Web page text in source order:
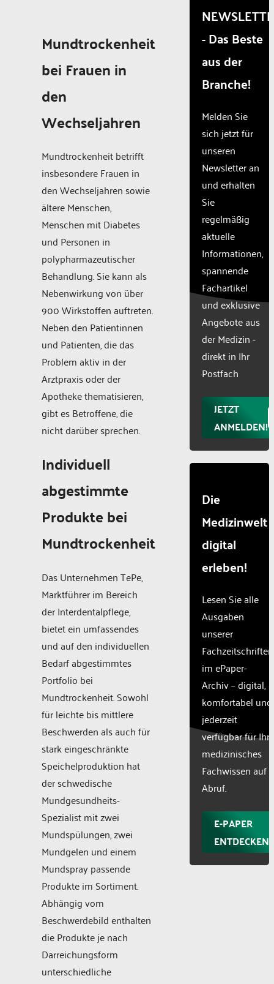
Mundtrockenheit
bei Frauen in
den
Wechseljahren
Mundtrockenheit betrifft
insbesondere Frauen in
den Wechseljahren sowie
ältere Menschen,
Menschen mit Diabetes
und Personen in
polypharmazeutischer
Behandlung. Sie kann als
Nebenwirkung von über
900 Wirkstoffen auftreten.
Neben den Patientinnen
und Patienten, die das
Problem aktiv in der
Arztpraxis oder der
Apotheke thematisieren,
gibt es Betroffene, die
nicht darüber sprechen.
Individuell
abgestimmte
Produkte bei
Mundtrockenheit
Das Unternehmen TePe,
Marktführer im Bereich
der Interdentalpflege,
bietet ein umfassendes
und auf den individuellen
Bedarf abgestimmtes
Portfolio bei
Mundtrockenheit. Sowohl
für leichte bis mittlere
Beschwerden als auch für
stark eingeschränkte
Speichelproduktion hat
der schwedische
Mundgesundheits-
Spezialist mit zwei
Mundspülungen, zwei
Mundgelen und einem
Mundspray passende
Produkte im Sortiment.
Abhängig vom
Beschwerdebild enthalten
die Produkte je nach
Darreichungsform
unterschiedliche
that
are
not
disclosed
to the
The
owner
needs
to
setup
the
site
with
CMP
to add
content
to the
list of
used.
Powered
Consent
- Das Beste
aus der
Branche!
Melden Sie
sich jetzt für
unseren
Newsletter an
und erhalten
Sie
regelmäßig
aktuelle
Informationen,
spannende
Fachartikel
und exklusive
Angebote aus
der Medizin -
direkt in Ihr
Postfach
JETZT
ANMELDEN!
Die
Medizinwelt
digital
erleben!
Lesen Sie alle
Ausgaben
unserer
Fachzeitschriften
im ePaper-
Archiv – digital,
komfortabel und
jederzeit
verfügbar für Ihr
medizinisches
Fachwissen auf
Abruf.
E-PAPER
ENTDECKEN